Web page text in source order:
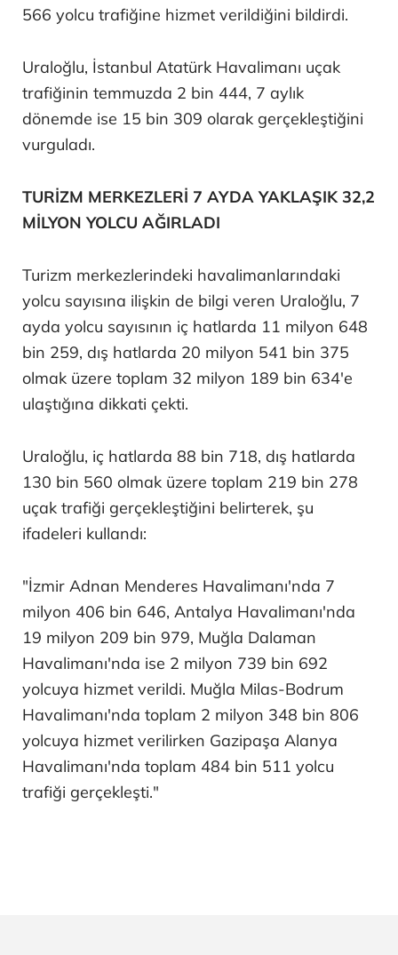
566 yolcu trafiğine hizmet verildiğini bildirdi.
Uraloğlu, İstanbul Atatürk Havalimanı uçak
trafiğinin temmuzda 2 bin 444, 7 aylık
dönemde ise 15 bin 309 olarak gerçekleştiğini
vurguladı.
TURİZM MERKEZLERİ 7 AYDA YAKLAŞIK 32,2
MİLYON YOLCU AĞIRLADI
Turizm merkezlerindeki havalimanlarındaki
yolcu sayısına ilişkin de bilgi veren Uraloğlu, 7
ayda yolcu sayısının iç hatlarda 11 milyon 648
bin 259, dış hatlarda 20 milyon 541 bin 375
olmak üzere toplam 32 milyon 189 bin 634'e
ulaştığına dikkati çekti.
Uraloğlu, iç hatlarda 88 bin 718, dış hatlarda
130 bin 560 olmak üzere toplam 219 bin 278
uçak trafiği gerçekleştiğini belirterek, şu
ifadeleri kullandı:
"İzmir Adnan Menderes Havalimanı'nda 7
milyon 406 bin 646, Antalya Havalimanı'nda
19 milyon 209 bin 979, Muğla Dalaman
Havalimanı'nda ise 2 milyon 739 bin 692
yolcuya hizmet verildi. Muğla Milas-Bodrum
Havalimanı'nda toplam 2 milyon 348 bin 806
yolcuya hizmet verilirken Gazipaşa Alanya
Havalimanı'nda toplam 484 bin 511 yolcu
trafiği gerçekleşti."